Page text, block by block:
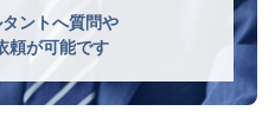
ントへ質問や
頼が可能です